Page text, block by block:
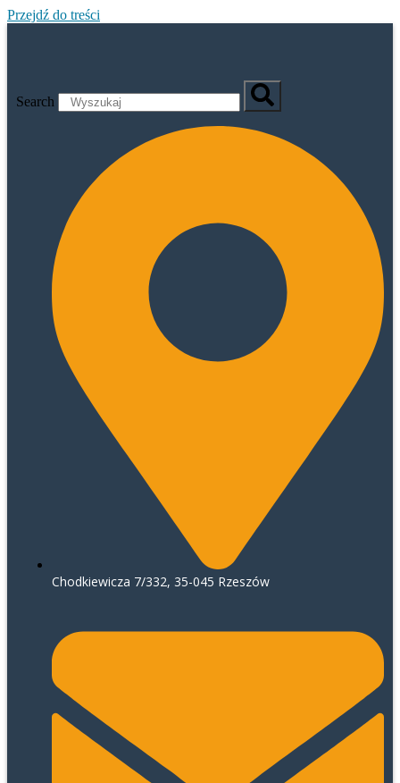
Przejdź do treści
Search
Chodkiewicza 7/332, 35-045 Rzeszów